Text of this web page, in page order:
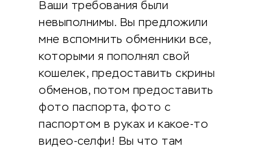
Ваши требования были
невыполнимы. Вы предложили
мне вспомнить обменники все,
которыми я пополнял свой
кошелек, предоставить скрины
обменов, потом предоставить
фото паспорта, фото с
паспортом в руках и какое-то
видео-селфи! Вы что там